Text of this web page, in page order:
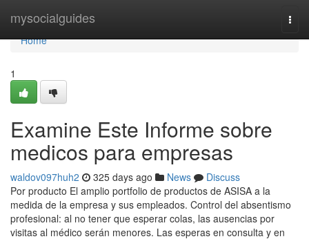
mysocialguides
Home
Home
1
Examine Este Informe sobre
medicos para empresas
waldov097huh2 325 days ago News
Discuss
Por producto El amplio portfolio de productos de ASISA a la
medida de la empresa y sus empleados. Control del absentismo
profesional: al no tener que esperar colas, las ausencias por
visitas al médico serán menores. Las esperas en consulta y en